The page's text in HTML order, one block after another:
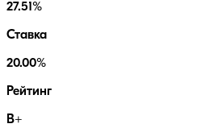
27.51%
Ставка
20.00%
Рейтинг
B+